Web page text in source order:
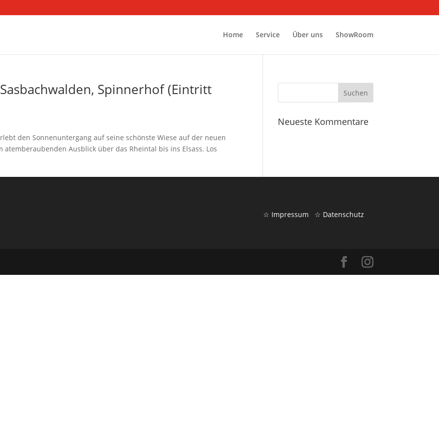
Home Service Über uns ShowRoom
Spinnerhof (Eintritt
den Sonnenuntergang auf seine schönste Wiese auf der neuen
Ausblick über das Rheintal bis ins Elsass. Los
Neueste Kommentare
☆ Impressum ☆ Datenschutz